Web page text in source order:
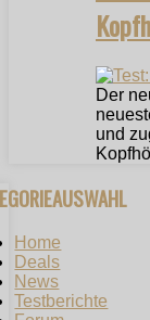
Der
und
Home
Deals
News
Testberichte